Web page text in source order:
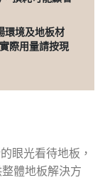
環境及地板材
際用量請按現
眼光看待地板，
體地板解決方